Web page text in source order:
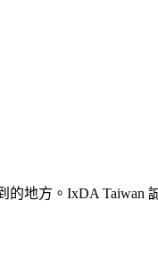
地方。IxDA Taiwan